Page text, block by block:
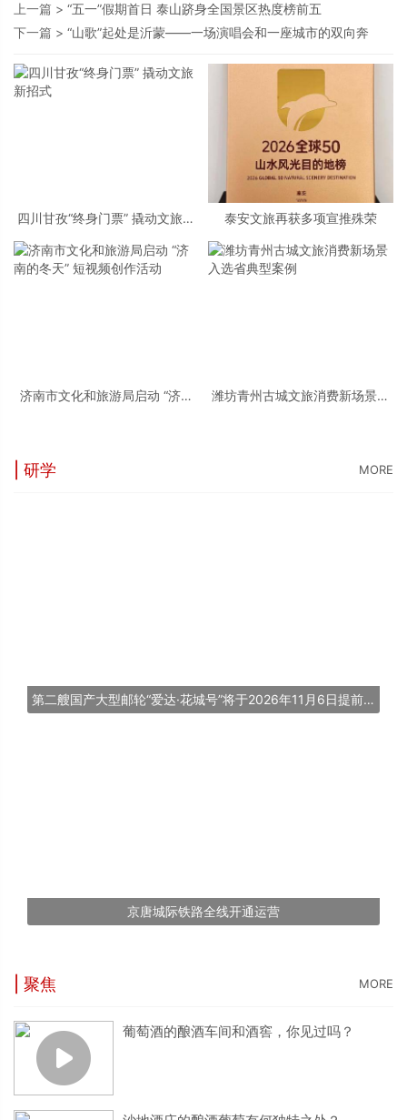
上一篇 > “五一”假期首日 泰山跻身全国景区热度榜前五
下一篇 > “山歌”起处是沂蒙——一场演唱会和一座城市的双向奔
四川甘孜“终身门票” 撬动文旅新
泰安文旅再获多项宣推殊荣
济南市文化和旅游局启动 “济南
潍坊青州古城文旅消费新场景入
| 研学 MORE
第二艘国产大型邮轮“爱达·花城号”将于2026年11月6日提前交付
京唐城际铁路全线开通运营
| 聚焦 MORE
葡萄酒的酿酒车间和酒窖，你见过吗？